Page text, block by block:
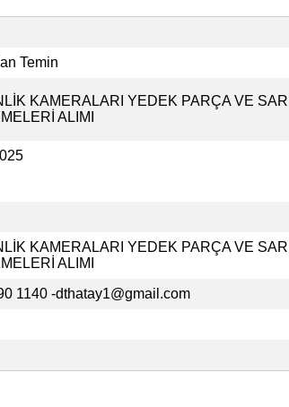
Temin
KAMERALARI YEDEK PARÇA VE
ALIMI
KAMERALARI YEDEK PARÇA VE
ALIMI
1140 -dthatay1@gmail.com